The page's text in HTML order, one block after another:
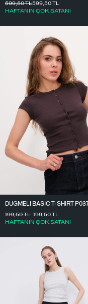
599,50TL
HAFTANIN ÇOK SATANI
599,50TL
199,50TL
HAFTANIN ÇOK SATANI
199,50TL